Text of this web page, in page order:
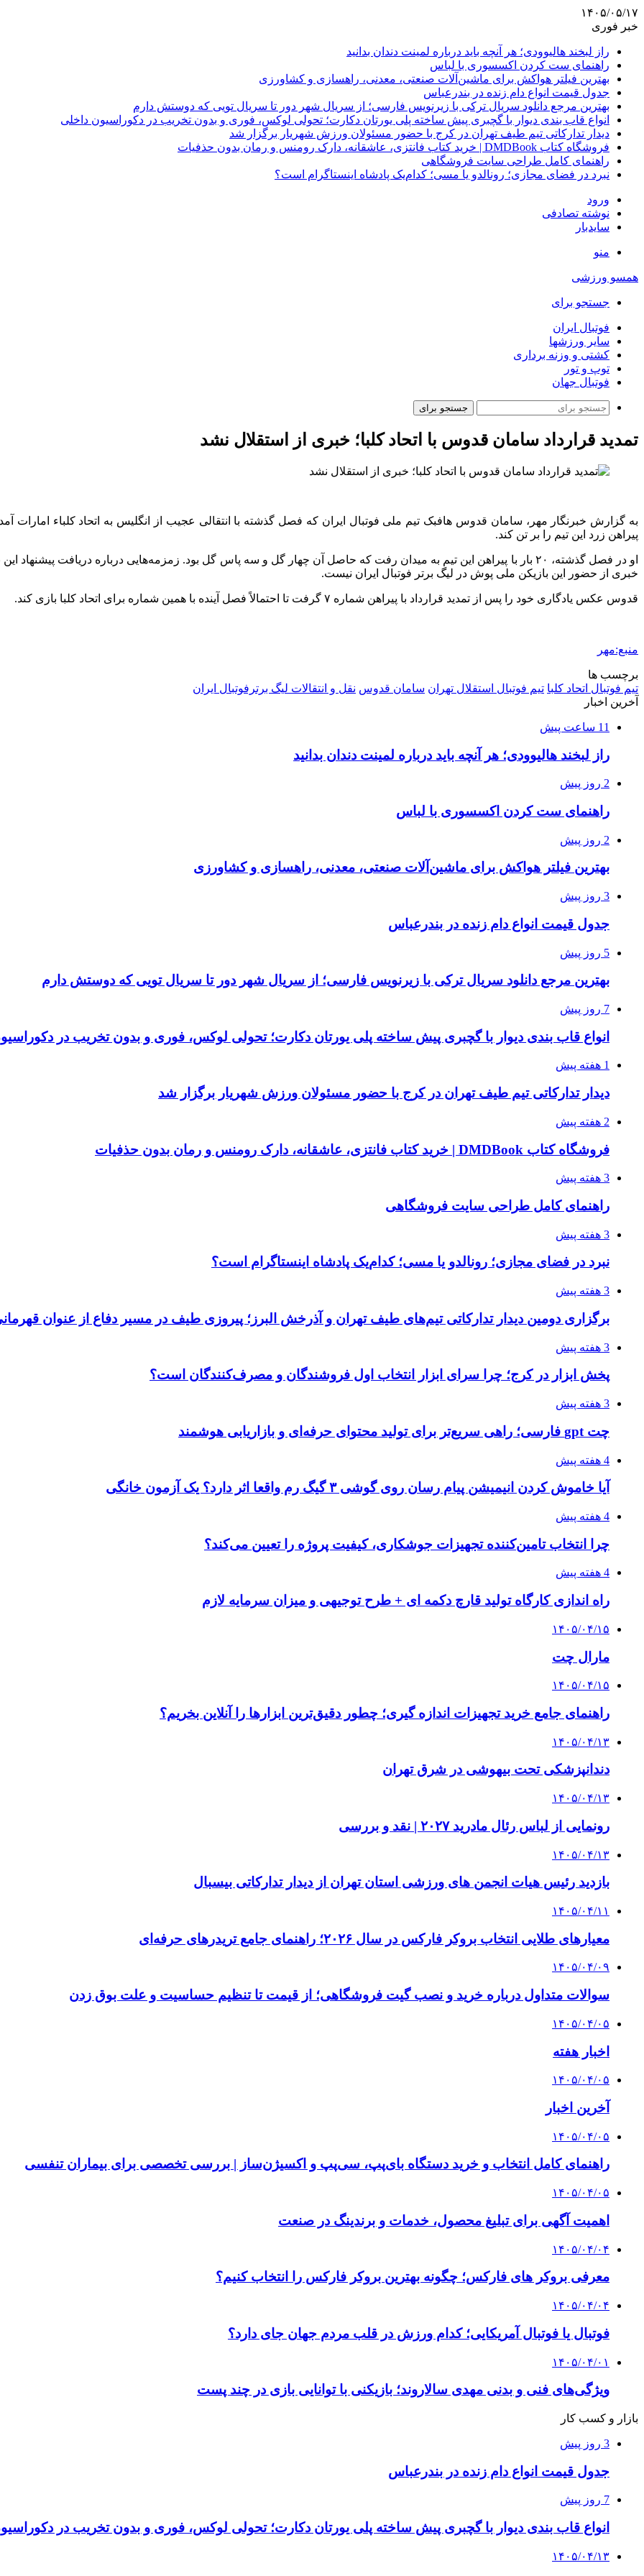
۱۴۰۵/۰۵/۱۷
خبر فوری
راز لبخند هالیوودی؛ هر آنچه باید درباره لمینت دندان بدانید
راهنمای ست کردن اکسسوری با لباس
بهترین فیلتر هواکش برای ماشین‌آلات صنعتی، معدنی، راهسازی و کشاورزی
جدول قیمت انواع دام زنده در بندرعباس
بهترین مرجع دانلود سریال ترکی با زیرنویس فارسی؛ از سریال شهر دور تا سریال تویی که دوستش دارم
انواع قاب بندی دیوار با گچبری پیش ساخته پلی یورتان دکارت؛ تحولی لوکس، فوری و بدون تخریب در دکوراسیون داخلی
دیدار تدارکاتی تیم طیف تهران در کرج با حضور مسئولان ورزش شهریار برگزار شد
فروشگاه کتاب DMDBook | خرید کتاب فانتزی، عاشقانه، دارک رومنس و رمان بدون حذفیات
راهنمای کامل طراحی سایت فروشگاهی
نبرد در فضای مجازی؛ رونالدو یا مسی؛ کدام‌یک پادشاه اینستاگرام است؟
ورود
نوشته تصادفی
سایدبار
منو
همسو ورزشی
جستجو برای
فوتبال ایران
سایر ورزشها
کشتی و وزنه برداری
توپ و تور
فوتبال جهان
جستجو برای
تمدید قرارداد سامان قدوس با اتحاد کلبا؛ خبری از استقلال نشد
به گزارش خبرنگار مهر، سامان قدوس هافبک تیم ملی فوتبال ایران که فصل گذشته با انتقالی عجیب از انگلیس به اتحادکلباء امارات
پیراهن زرد این تیم را بر تن کند.
او در فصل گذشته، ۲۰ بار با پیراهن این تیم به میدان رفت که حاصل آن چهار گل و سه پاس گل بود. زمزمه‌هایی درباره دریافت
خبری از حضور این بازیکن ملی پوش در لیگ برتر فوتبال ایران نیست.
قدوس عکس یادگاری خود را پس از تمدید قرارداد با پیراهن شماره ۷ گرفت تا احتمالاً فصل آینده با همین شماره برای اتحاد کلبا بازی کند.
منبع:مهر
برچسب ها
تیم فوتبال اتحاد کلبا تیم فوتبال استقلال تهران سامان قدوس نقل و انتقالات لیگ برترفوتبال ایران
آخرین اخبار
11 ساعت پیش
راز لبخند هالیوودی؛ هر آنچه باید درباره لمینت دندان بدانید
2 روز پیش
راهنمای ست کردن اکسسوری با لباس
2 روز پیش
بهترین فیلتر هواکش برای ماشین‌آلات صنعتی، معدنی، راهسازی و کشاورزی
3 روز پیش
جدول قیمت انواع دام زنده در بندرعباس
5 روز پیش
بهترین مرجع دانلود سریال ترکی با زیرنویس فارسی؛ از سریال شهر دور تا سریال تویی که دوستش دارم
7 روز پیش
انواع قاب بندی دیوار با گچبری پیش ساخته پلی یورتان دکارت؛ تحولی لوکس، فوری و بدون تخریب در
1 هفته پیش
دیدار تدارکاتی تیم طیف تهران در کرج با حضور مسئولان ورزش شهریار برگزار شد
2 هفته پیش
فروشگاه کتاب DMDBook | خرید کتاب فانتزی، عاشقانه، دارک رومنس و رمان بدون حذفیات
3 هفته پیش
راهنمای کامل طراحی سایت فروشگاهی
3 هفته پیش
نبرد در فضای مجازی؛ رونالدو یا مسی؛ کدام‌یک پادشاه اینستاگرام است؟
3 هفته پیش
برگزاری دومین دیدار تدارکاتی تیم‌های طیف تهران و آذرخش البرز؛ پیروزی طیف در مسیر دفاع از عنوان
3 هفته پیش
پخش ابزار در کرج؛ چرا سرای ابزار انتخاب اول فروشندگان و مصرف‌کنندگان است؟
3 هفته پیش
چت gpt فارسی؛ راهی سریع‌تر برای تولید محتوای حرفه‌ای و بازاریابی هوشمند
4 هفته پیش
آیا خاموش کردن انیمیشن پیام رسان روی گوشی ۳ گیگ رم واقعا اثر دارد؟ یک آزمون خانگی
4 هفته پیش
چرا انتخاب تامین‌کننده تجهیزات جوشکاری، کیفیت پروژه را تعیین می‌کند؟
4 هفته پیش
راه اندازی کارگاه تولید قارچ دکمه ای + طرح توجیهی و میزان سرمایه لازم
۱۴۰۵/۰۴/۱۵
مارال چت
۱۴۰۵/۰۴/۱۵
راهنمای جامع خرید تجهیزات اندازه گیری؛ چطور دقیق‌ترین ابزارها را آنلاین بخریم؟
۱۴۰۵/۰۴/۱۳
دندانپزشکی تحت بیهوشی در شرق تهران
۱۴۰۵/۰۴/۱۳
رونمایی از لباس رئال مادرید ۲۰۲۷ | نقد و بررسی
۱۴۰۵/۰۴/۱۳
بازدید رئیس هیات انجمن های ورزشی استان تهران از دیدار تدارکاتی بیسبال
۱۴۰۵/۰۴/۱۱
معیارهای طلایی انتخاب بروکر فارکس در سال ۲۰۲۶؛ راهنمای جامع تریدرهای حرفه‌ای
۱۴۰۵/۰۴/۰۹
سوالات متداول درباره خرید و نصب گیت فروشگاهی؛ از قیمت تا تنظیم حساسیت و علت بوق زدن
۱۴۰۵/۰۴/۰۵
اخبار هفته
۱۴۰۵/۰۴/۰۵
آخرین اخبار
۱۴۰۵/۰۴/۰۵
راهنمای کامل انتخاب و خرید دستگاه بای‌پپ، سی‌پپ و اکسیژن‌ساز | بررسی تخصصی برای بیماران تنفسی
۱۴۰۵/۰۴/۰۵
اهمیت آگهی برای تبلیغ محصول، خدمات و برندینگ در صنعت
۱۴۰۵/۰۴/۰۴
معرفی بروکر های فارکس؛ چگونه بهترین بروکر فارکس را انتخاب کنیم؟
۱۴۰۵/۰۴/۰۴
فوتبال یا فوتبال آمریکایی؛ کدام ورزش در قلب مردم جهان جای دارد؟
۱۴۰۵/۰۴/۰۱
ویژگی‌های فنی و بدنی مهدی سالاروند؛ بازیکنی با توانایی بازی در چند پست
بازار و کسب کار
3 روز پیش
جدول قیمت انواع دام زنده در بندرعباس
7 روز پیش
انواع قاب بندی دیوار با گچبری پیش ساخته پلی یورتان دکارت؛ تحولی لوکس، فوری و بدون تخریب در
۱۴۰۵/۰۴/۱۳